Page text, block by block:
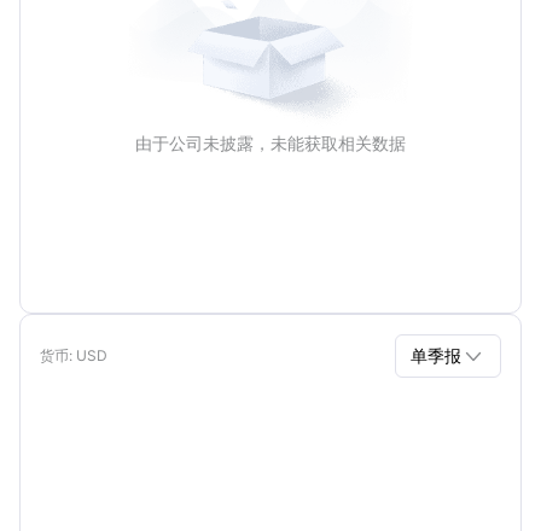
由于公司未披露，未能获取相关数据
货币: USD 单季报 